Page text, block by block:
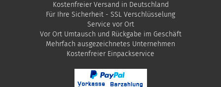
Kostenfreier Versand in Deutschland
Für Ihre Sicherheit - SSL Verschlüsselung
Service vor Ort
Vor Ort Umtausch und Rückgabe im Geschäft
Mehrfach ausgezeichnetes Unternehmen
​Kostenfreier Einpackservice